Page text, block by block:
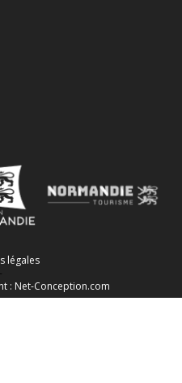
légales
-
: Net-Conception.com